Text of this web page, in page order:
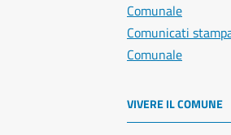
Comunale
Comunicati
Comunale
VIVERE IL COMUNE